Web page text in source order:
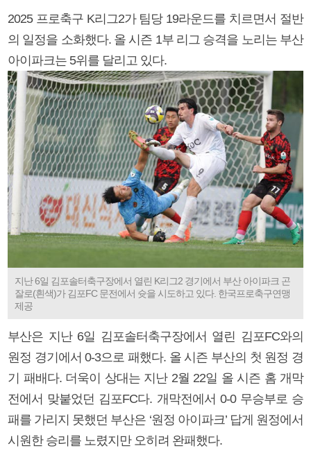
2025 프로축구 K리그2가 팀당 19라운드를 치르면서 절반
의 일정을 소화했다. 올 시즌 1부 리그 승격을 노리는 부산
아이파크는 5위를 달리고 있다.
지난 6일 김포솔터축구장에서 열린 K리그2 경기에서 부산 아이파크 곤
잘로(흰색)가 김포FC 문전에서 슛을 시도하고 있다. 한국프로축구연맹
제공
부산은 지난 6일 김포솔터축구장에서 열린 김포FC와의
원정 경기에서 0-3으로 패했다. 올 시즌 부산의 첫 원정 경
기 패배다. 더욱이 상대는 지난 2월 22일 올 시즌 홈 개막
전에서 맞붙었던 김포FC다. 개막전에서 0-0 무승부로 승
패를 가리지 못했던 부산은 ‘원정 아이파크’ 답게 원정에서
시원한 승리를 노렸지만 오히려 완패했다.